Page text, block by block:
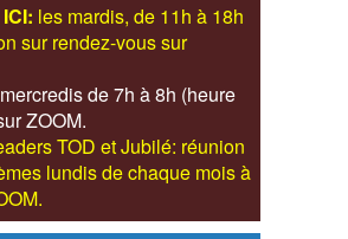
les mardis, de 11h à 18h
sur rendez-vous sur
de 7h à 8h (heure
ZOOM.
TOD et Jubilé: réunion
lundis de chaque mois à